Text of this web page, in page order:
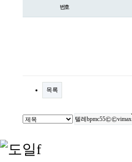
번호
목록